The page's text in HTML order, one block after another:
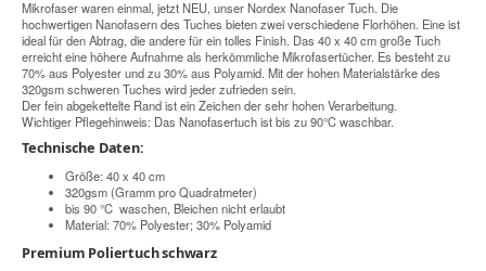
Mikrofaser waren einmal, jetzt NEU, unser Nordex Nanofaser Tuch. Die
hochwertigen Nanofasern des Tuches bieten zwei verschiedene Florhöhen. Eine ist
ideal für den Abtrag, die andere für ein tolles Finish. Das 40 x 40 cm große Tuch
erreicht eine höhere Aufnahme als herkömmliche Mikrofasertücher. Es besteht zu
70% aus Polyester und zu 30% aus Polyamid. Mit der hohen Materialstärke des
320gsm schweren Tuches wird jeder zufrieden sein.
Der fein abgekettelte Rand ist ein Zeichen der sehr hohen Verarbeitung.
Wichtiger Pflegehinweis: Das Nanofasertuch ist bis zu 90°C waschbar.
Technische Daten:
Größe: 40 x 40 cm
320gsm (Gramm pro Quadratmeter)
bis 90 °C waschen, Bleichen nicht erlaubt
Material: 70% Polyester; 30% Polyamid
Premium Poliertuch schwarz